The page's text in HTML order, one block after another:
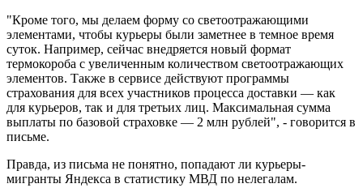
"Кроме того, мы делаем форму со светоотражающими
элементами, чтобы курьеры были заметнее в темное время
суток. Например, сейчас внедряется новый формат
термокороба с увеличенным количеством светоотражающих
элементов. Также в сервисе действуют программы
страхования для всех участников процесса доставки — как
для курьеров, так и для третьих лиц. Максимальная сумма
выплаты по базовой страховке — 2 млн рублей", - говорится в
письме.
Правда, из письма не понятно, попадают ли курьеры-
мигранты Яндекса в статистику МВД по нелегалам.